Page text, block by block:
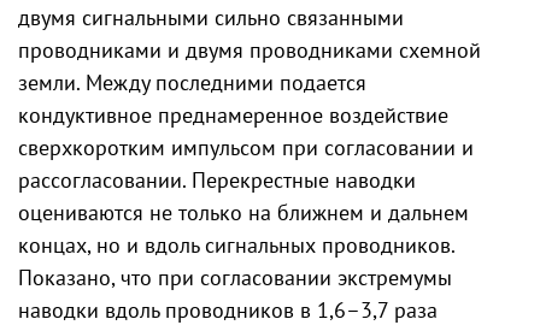
двумя сигнальными сильно связанными
проводниками и двумя проводниками схемной
земли. Между последними подается
кондуктивное преднамеренное воздействие
сверхкоротким импульсом при согласовании и
рассогласовании. Перекрестные наводки
оцениваются не только на ближнем и дальнем
концах, но и вдоль сигнальных проводников.
Показано, что при согласовании экстремумы
наводки вдоль проводников в 1,6–3,7 раза